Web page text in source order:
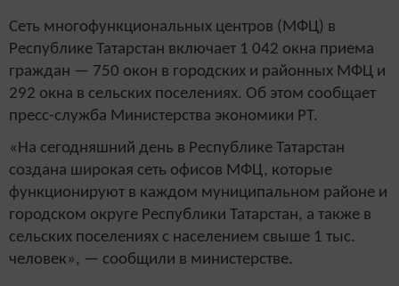
Сеть многофункциональных центров (МФЦ) в
Республике Татарстан включает 1 042 окна приема
граждан — 750 окон в городских и районных МФЦ и
292 окна в сельских поселениях. Об этом сообщает
пресс-служба Министерства экономики РТ.
«На сегодняшний день в Республике Татарстан
создана широкая сеть офисов МФЦ, которые
функционируют в каждом муниципальном районе и
городском округе Республики Татарстан, а также в
сельских поселениях с населением свыше 1 тыс.
человек», — сообщили в министерстве.